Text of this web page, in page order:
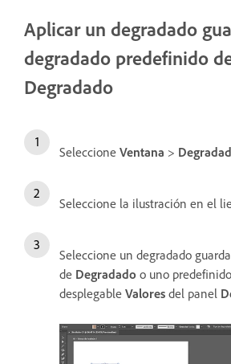
Aplicar un degradado
degradado predefinido
Degradado
Seleccione Ventana >
Seleccione la ilustración en el
Seleccione un degradado
de Degradado o uno
desplegable Valores del panel